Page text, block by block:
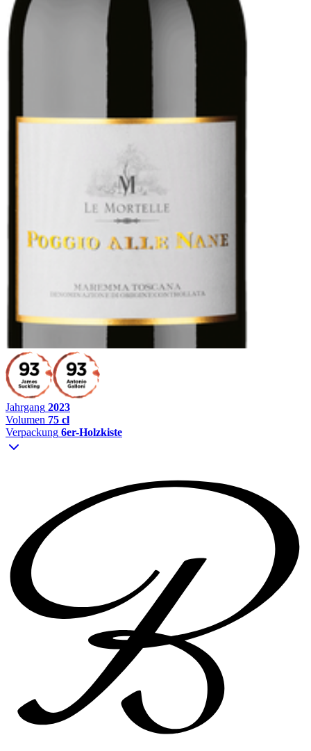
Jahrgang 2023
Volumen 75 cl
Verpackung 6er-Holzkiste